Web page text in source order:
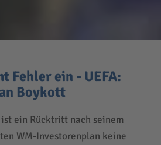
Fehler ein - UEFA:
Boykott
ein Rücktritt nach seinem
WM-Investorenplan keine